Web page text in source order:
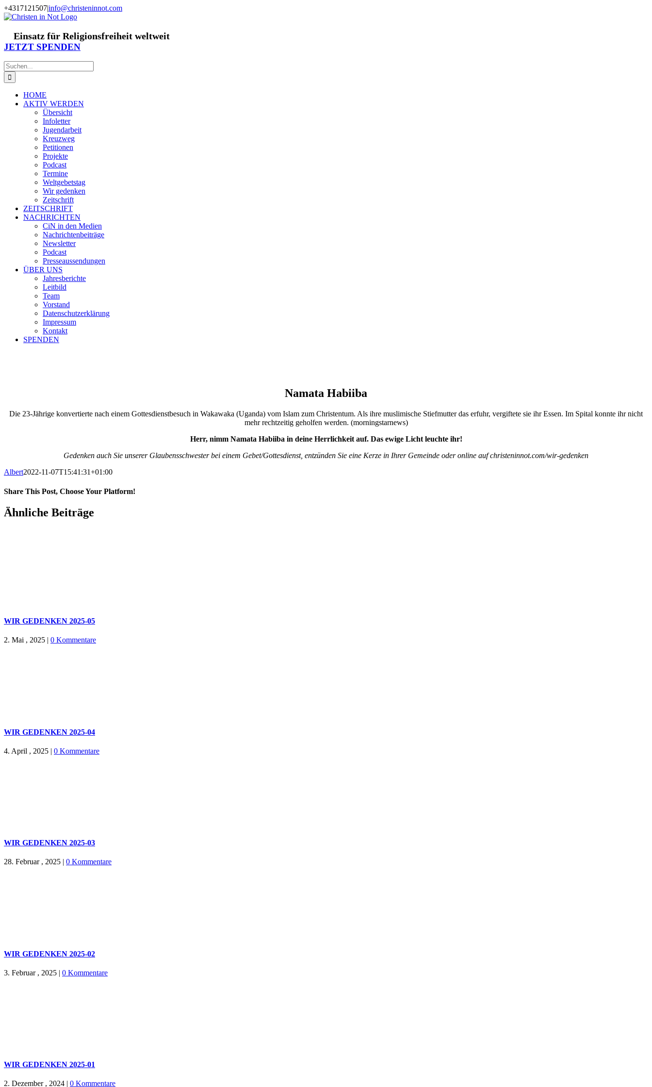
Zum
Inhalt
+4317121507|info@christeninnot.com
Facebook
Instagram
X
Spenden
Newsletter
Einsatz für Religionsfreiheit weltweit
JETZT SPENDEN
Suche
nach:
HOME
AKTIV WERDEN
Übersicht
Infoletter
Jugendarbeit
Kreuzweg
Petitionen
Projekte
Podcast
Termine
Weltgebetstag
Wir gedenken
Zeitschrift
ZEITSCHRIFT
NACHRICHTEN
CiN in den Medien
Nachrichtenbeiträge
Newsletter
Podcast
Presseaussendungen
ÜBER UNS
Jahresberichte
Leitbild
Team
Vorstand
Datenschutzerklärung
Impressum
Kontakt
SPENDEN
Namata Habiiba
Die 23-Jährige konvertierte nach einem Gottesdienstbesuch in Wakawaka (Uganda) vom Islam zum Christentum. Als ihre muslimische Stiefmutter das erfuhr, vergiftete sie ihr Essen. Im Spital konnte ihr nicht
mehr rechtzeitig geholfen werden. (morningstarnews)
Herr, nimm Namata Habiiba in deine Herrlichkeit auf. Das ewige Licht leuchte ihr!
Gedenken auch Sie unserer Glaubensschwester bei einem Gebet/Gottesdienst, entzünden Sie eine Kerze in Ihrer Gemeinde oder online auf christeninnot.com/wir-gedenken
Albert2022-11-07T15:41:31+01:00
Share This Post, Choose Your Platform!
Facebook
X
WhatsApp
Pinterest
E-
Mail
Ähnliche Beiträge
WIR GEDENKEN 2025-05
2. Mai , 2025 | 0 Kommentare
WIR GEDENKEN 2025-04
4. April , 2025 | 0 Kommentare
WIR GEDENKEN 2025-03
28. Februar , 2025 | 0 Kommentare
WIR GEDENKEN 2025-02
3. Februar , 2025 | 0 Kommentare
WIR GEDENKEN 2025-01
2. Dezember , 2024 | 0 Kommentare